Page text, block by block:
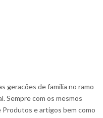
geracões de familia no ramo
Sempre com os mesmos
e artigos bem como